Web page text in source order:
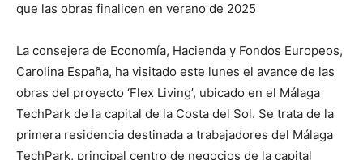
que las obras finalicen en verano de 2025
La consejera de Economía, Hacienda y Fondos Europeos,
Carolina España, ha visitado este lunes el avance de las
obras del proyecto ‘Flex Living’, ubicado en el Málaga
TechPark de la capital de la Costa del Sol. Se trata de la
primera residencia destinada a trabajadores del Málaga
TechPark, principal centro de negocios de la capital